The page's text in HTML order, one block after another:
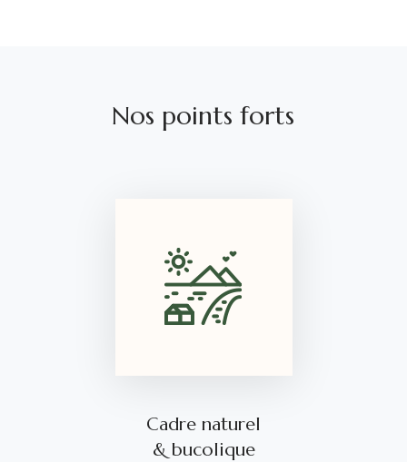
Nos points forts
Cadre naturel
& bucolique